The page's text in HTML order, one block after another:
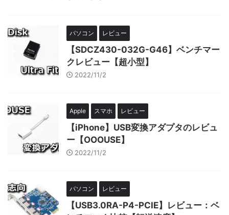
パソコン レビュー
【SDCZ430-032G-G46】ベンチマー
クレビュー【超小型】
2022/11/2
Apple スマホ レビュー
【iPhone】USB変換アダプタのレビュ
ー【OOOUSE】
2022/11/2
パソコン レビュー
【USB3.0RA-P4-PCIE】レビュー：ベ